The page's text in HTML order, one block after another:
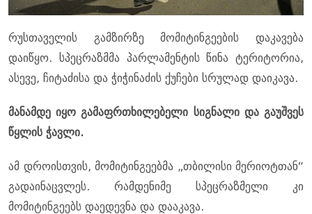
რუსთაველის გამზირზე მომიტინგეების დაკავება
დაიწყო. სპეცრაზმმა პარლამენტის წინა ტერიტორია,
ასევე, ჩიტაძისა და ჭიჭინაძის ქუჩები სრულად დაიკავა.
მანამდე იყო გამაფრთხილებელი სიგნალი და გაუშვეს
წყლის ჭავლი.
ამ დროისთვის, მომიტინგეებმა „თბილისი მერიოტთან“
გადაინაცვლეს. რამდენიმე სპეცრაზმელი კი
მომიტინგეებს დაედევნა და დააკავა.